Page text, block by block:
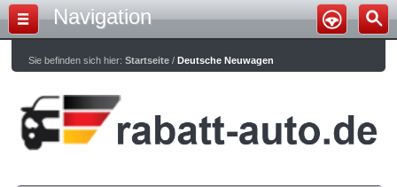
Navigation
Sie befinden sich hier:Startseite /Deutsche Neuwagen